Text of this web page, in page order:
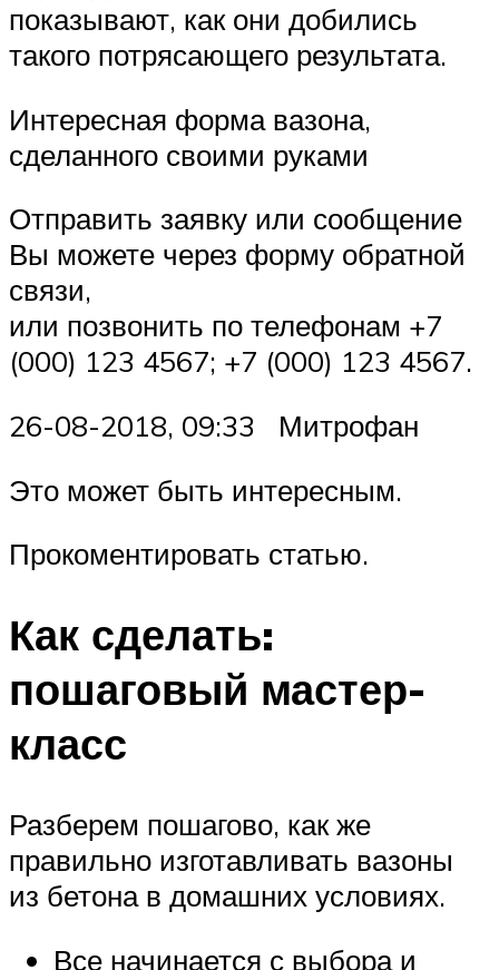
показывают, как они добились
такого потрясающего результата.
Интересная форма вазона,
сделанного своими руками
Отправить заявку или сообщение
Вы можете через форму обратной
связи,
или позвонить по телефонам +7
(000) 123 4567; +7 (000) 123 4567.
26-08-2018, 09:33 Митрофан
Это может быть интересным.
Прокоментировать статью.
Как сделать:
пошаговый мастер-
класс
Разберем пошагово, как же
правильно изготавливать вазоны
из бетона в домашних условиях.
Все начинается с выбора и